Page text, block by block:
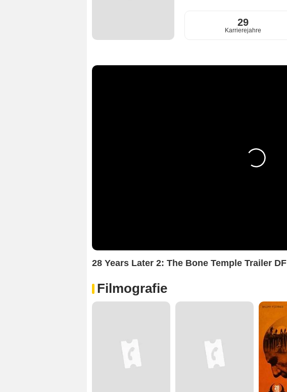
29
Karrierejahre
28 Years Later 2: The Bone Temple Trailer DF
Filmografie